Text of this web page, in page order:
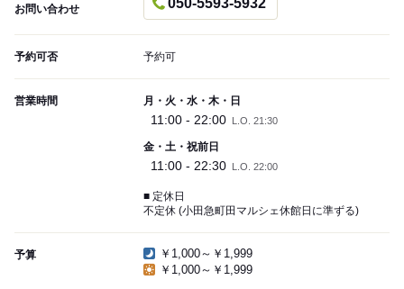
お問い合わせ
050-5593-5932
予約可否 予約可
営業時間 月・火・水・木・日
11:00 - 22:00 L.O. 21:30
金・土・祝前日
11:00 - 22:30 L.O. 22:00
■ 定休日
不定休 (小田急町田マルシェ休館日に準ずる)
予算
￥1,000～￥1,999
￥1,000～￥1,999